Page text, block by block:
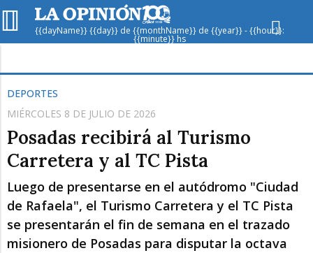
{{dayName}} {{day}} de {{monthName}} de {{year}} - {{hour}}:
{{minute}} hs
Humedad
Presión
DEPORTES
MIÉRCOLES 8 DE JULIO DE 2026
Posadas recibirá al Turismo
Carretera y al TC Pista
Luego de presentarse en el autódromo "Ciudad
de Rafaela", el Turismo Carretera y el TC Pista
se presentarán el fin de semana en el trazado
misionero de Posadas para disputar la octava